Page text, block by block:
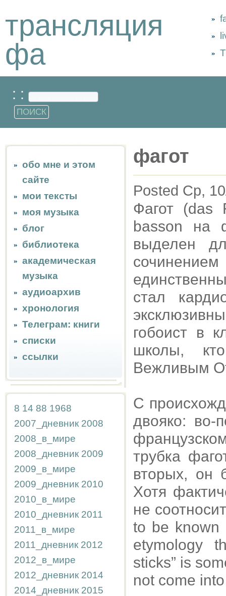
трансляция
фа
: :
обо мне и этом
сайте
мои тексты
моя музыка
блог
библиотека
академическая
музыка
аудиоархив
хронология
Телеграм: книги
списки
ссылки
8 14 88 1968
2007_дневник 2008
2008_в_мире
2008_дневник 2009
2009_в_мире
2009_дневник 2010
2010_в_мире
2010_дневник 2011
2011_в_мире
2011_дневник 2012
2012_в_мире
2012_дневник 2014
2014_дневник 2015
фагот
Posted Ср,
Фагот (das
basson на
выделен
стал
гобоист в
школы,
Вежливым
С
двояко: во-
трубка
вторых, он
Хотя
не
to be known
etymology
sticks” is
not come